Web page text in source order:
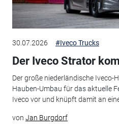
30.07.2026 #Iveco Trucks
Der Iveco Strator
Der große niederländische Iveco-
Hauben-Umbau für das aktuelle
Iveco vor und knüpft damit an
von Jan Burgdorf